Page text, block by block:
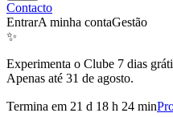
Contacto
EntrarA minha contaGestão
✨
Experimenta o Clube 7 dias
Apenas até 31 de agosto.
Termina em 21 d 18 h 24 min